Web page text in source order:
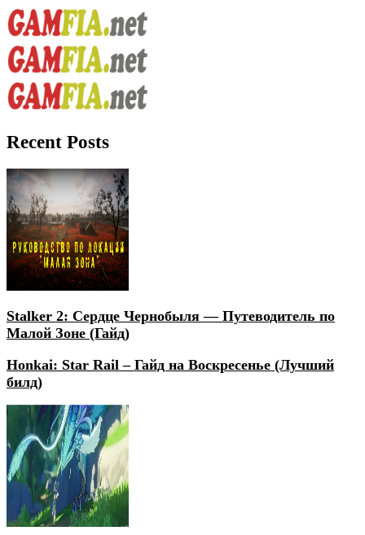
Recent Posts
Stalker 2: Сердце Чернобыля — Путеводитель по
Малой Зоне (Гайд)
Honkai: Star Rail – Гайд на Воскресенье (Лучший
билд)